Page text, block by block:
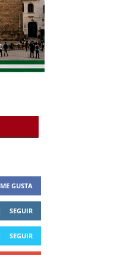
ME GUSTA
SEGUIR
SEGUIR